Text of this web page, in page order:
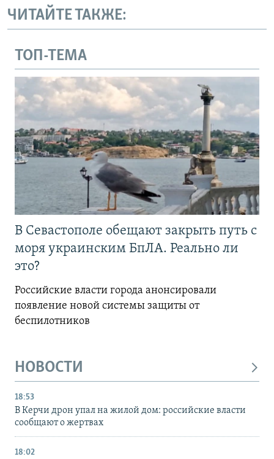
ЧИТАЙТЕ ТАКЖЕ:
ТОП-ТЕМА
В Севастополе обещают закрыть путь с
моря украинским БпЛА. Реально ли
это?
Российские власти города анонсировали
появление новой системы защиты от
беспилотников
НОВОСТИ
18:53
В Керчи дрон упал на жилой дом: российские власти
сообщают о жертвах
18:02